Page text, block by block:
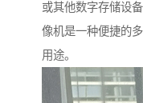
或其他数字存储设
像机是一种便捷的
用途。